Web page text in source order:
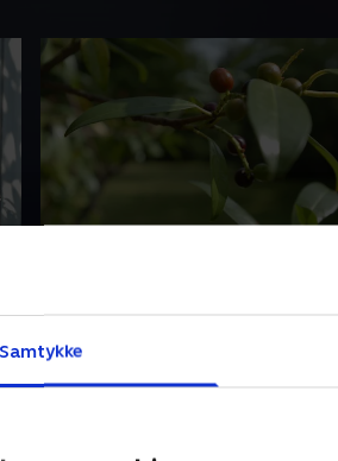
Samtykke
og deres fire børn plads i haven.
Havedesigner Stig Lauritsen løser
opgaven ved at dele haven op i
mindre afdelinger med et fælles